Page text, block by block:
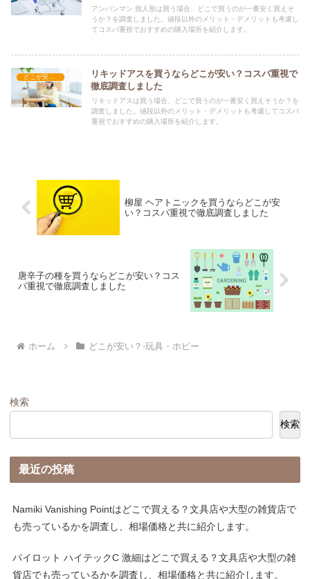
アンパンマン 指人形は買う場合、どこで買うのが一番安く買えそ
うか？を調査しました。値段以外のメリット・デメリットも考慮し
てコスパ重視でおすすめの購入場所を紹介します。
どこが安い？-玩具・ホビー
リキッドアスを買うならどこが安い？コスパ重視で
徹底調査しました
リキッドアスは買う場合、どこで買うのが一番安く買えそうか？を
調査しました。値段以外のメリット・デメリットも考慮してコスパ
重視でおすすめの購入場所を紹介します。
柳屋 ヘアトニックを買うならどこが安
い？コスパ重視で徹底調査しました
唐辛子の種を買うならどこが安い？コス
パ重視で徹底調査しました
ホーム どこが安い？-玩具・ホビー
検索
検索
最近の投稿
Namiki Vanishing Pointはどこで買える？文具店や大型の雑貨店で
も売っているかを調査し、相場価格と共に紹介します。
パイロット ハイテックC 激細はどこで買える？文具店や大型の雑
貨店でも売っているかを調査し、相場価格と共に紹介します。